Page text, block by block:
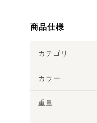
商品仕様
カテゴリ
カラー
重量